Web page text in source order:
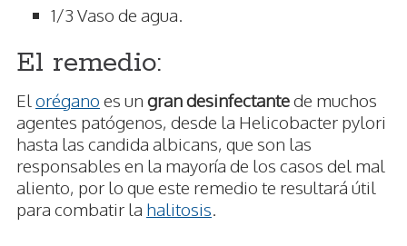
1/3 Vaso de agua.
El remedio:
El orégano es un gran desinfectantede muchos
agentes patógenos, desde la Helicobacter pylori
hasta las candida albicans, que son las
responsables en la mayoría de los casos del mal
aliento, por lo que este remedio te resultará útil
para combatir la halitosis